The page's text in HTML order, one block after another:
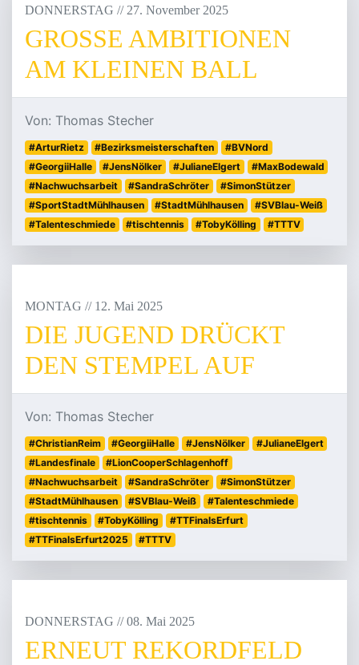
DONNERSTAG // 27. November 2025
GROSSE AMBITIONEN A
M KLEINEN BALL
Von: Thomas Stecher
#ArturRietz #Bezirksmeisterschaften
#BVNord
#GeorgiiHalle
#JensNölker #JulianeElgert
#MaxBodewald
#Nachwuchsarbeit
#SandraSchröter
#SimonStützer
#SportStadtMühlhausen
#StadtMühlhausen
#SVBlau-Weiß
#Talenteschmiede
#tischtennis #TobyKölling #TTTV
MONTAG // 12. Mai 2025
DIE JUGEND DRÜCKT
DEN STEMPEL AUF
Von: Thomas Stecher
#ChristianReim #GeorgiiHalle #JensNölker
#JulianeElgert
#Landesfinale
#LionCooperSchlagenhoff
#Nachwuchsarbeit
#SandraSchröter
#SimonStützer
#StadtMühlhausen
#SVBlau-Weiß
#Talenteschmiede
#tischtennis
#TobyKölling
#TTFinalsErfurt
#TTFinalsErfurt2025
#TTTV
DONNERSTAG // 08. Mai 2025
ERNEUT REKORDFELD